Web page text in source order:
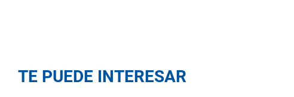
TE PUEDE INTERESAR